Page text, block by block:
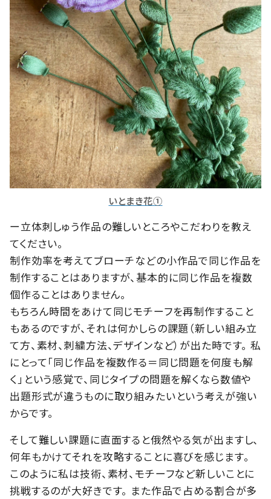
いとまき花①
ー立体刺しゅう作品の難しいところやこだわりを教え
てください。
制作効率を考えてブローチなどの小作品で同じ作品を
制作することはありますが、基本的に同じ作品を複数
個作ることはありません。
もちろん時間をあけて同じモチーフを再制作すること
もあるのですが、それは何かしらの課題（新しい組み立
て方、素材、刺繍方法、デザインなど）が出た時です。 私
にとって「同じ作品を複数作る＝同じ問題を何度も解
く」という感覚で、同じタイプの問題を解くなら数値や
出題形式が違うものに取り組みたいという考えが強い
からです。
そして難しい課題に直面すると俄然やる気が出ますし、
何年もかけてそれを攻略することに喜びを感じます。
このように私は技術、素材、モチーフなど新しいことに
挑戦するのが大好きです。 また作品で占める割合が多